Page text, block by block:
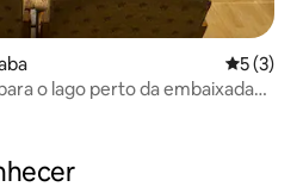
5 de
5 (3)
o lago perto da embaixada